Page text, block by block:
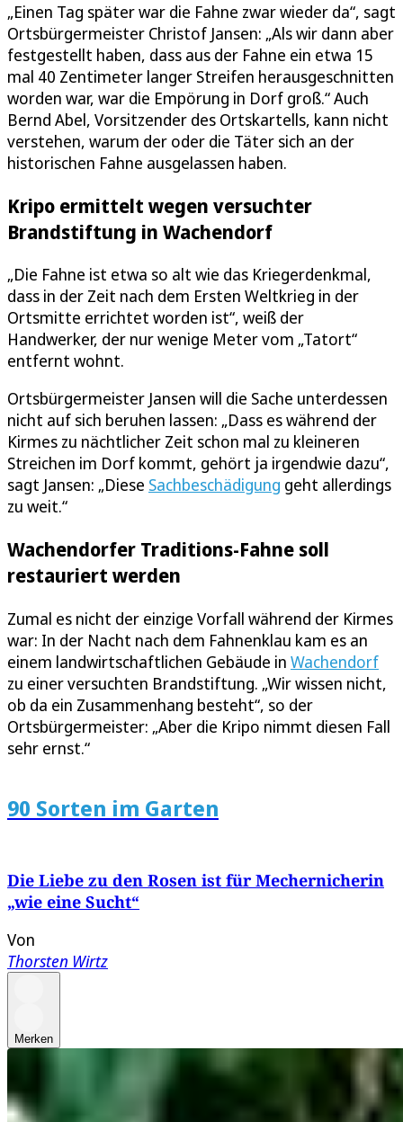
„Einen Tag später war die Fahne zwar wieder da“, sagt
Ortsbürgermeister Christof Jansen: „Als wir dann aber
festgestellt haben, dass aus der Fahne ein etwa 15
mal 40 Zentimeter langer Streifen herausgeschnitten
worden war, war die Empörung in Dorf groß.“ Auch
Bernd Abel, Vorsitzender des Ortskartells, kann nicht
verstehen, warum der oder die Täter sich an der
historischen Fahne ausgelassen haben.
Kripo ermittelt wegen versuchter
Brandstiftung in Wachendorf
„Die Fahne ist etwa so alt wie das Kriegerdenkmal,
dass in der Zeit nach dem Ersten Weltkrieg in der
Ortsmitte errichtet worden ist“, weiß der
Handwerker, der nur wenige Meter vom „Tatort“
entfernt wohnt.
Ortsbürgermeister Jansen will die Sache unterdessen
nicht auf sich beruhen lassen: „Dass es während der
Kirmes zu nächtlicher Zeit schon mal zu kleineren
Streichen im Dorf kommt, gehört ja irgendwie dazu“,
sagt Jansen: „Diese Sachbeschädigung geht allerdings
zu weit.“
Wachendorfer Traditions-Fahne soll
restauriert werden
Zumal es nicht der einzige Vorfall während der Kirmes
war: In der Nacht nach dem Fahnenklau kam es an
einem landwirtschaftlichen Gebäude in Wachendorf
zu einer versuchten Brandstiftung. „Wir wissen nicht,
ob da ein Zusammenhang besteht“, so der
Ortsbürgermeister: „Aber die Kripo nimmt diesen Fall
sehr ernst.“
90 Sorten im Garten
Die Liebe zu den Rosen ist für Mechernicherin
„wie eine Sucht“
Von
Thorsten Wirtz
Merken